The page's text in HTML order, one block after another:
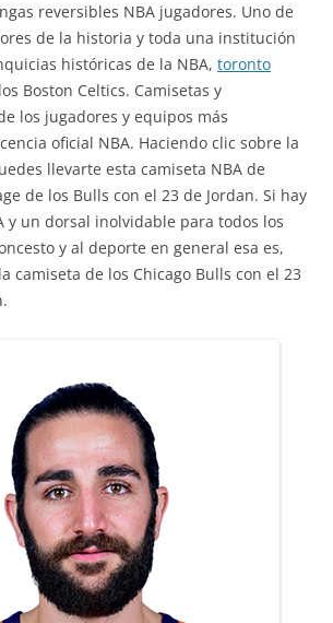
reversibles NBA jugadores. Uno de
de la historia y toda una institución
históricas de la NBA, toronto
los Boston Celtics. Camisetas y
los jugadores y equipos más
oficial NBA. Haciendo clic sobre la
llevarte esta camiseta NBA de
de los Bulls con el 23 de Jordan. Si hay
y un dorsal inolvidable para todos los
y al deporte en general esa es,
camiseta de los Chicago Bulls con el 23